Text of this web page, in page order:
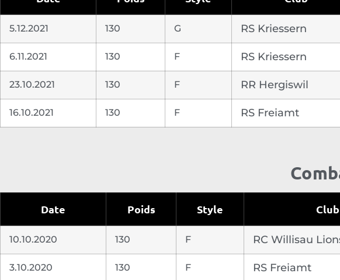
5.12.2021 130 G RS Kriessern
6.11.2021 130 F RS Kriessern
23.10.2021 130 F RR Hergiswil
16.10.2021 130 F RS Freiamt
Date Poids Style Club
10.10.2020 130 F RC Willisau
3.10.2020 130 F RS Freiamt